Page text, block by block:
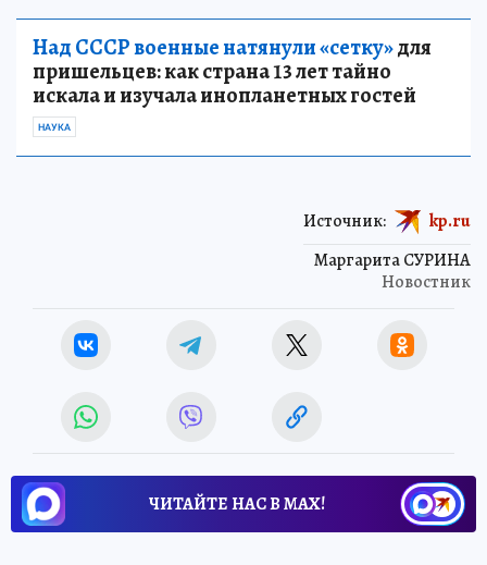
Над СССР военные натянули «сетку»для
пришельцев: как страна 13 лет тайно
искала и изучала инопланетных гостей
НАУКА
Маргарита СУРИНА
Новостник
Источник: kp.ru
ЧИТАЙТЕ НАС В МАХ!